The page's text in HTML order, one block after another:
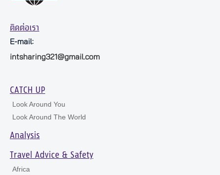
ติดต่อเรา
E-mail:
intsharing321@gmail.com
CATCH UP
Look Around You
Look Around The World
Analysis
Travel Advice & Safety
Africa